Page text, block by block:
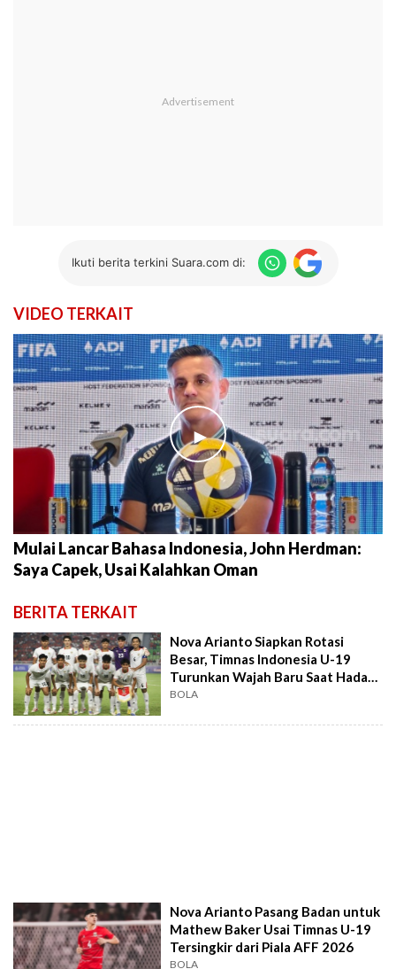
Ikuti berita terkini Suara.com di:
VIDEO TERKAIT
►
Mulai Lancar Bahasa Indonesia, John Herdman:
Saya Capek, Usai Kalahkan Oman
BERITA TERKAIT
Nova Arianto Siapkan Rotasi
Besar, Timnas Indonesia U-19
Turunkan Wajah Baru Saat Hadapi
Kamboja
BOLA
Nova Arianto Pasang Badan untuk
Mathew Baker Usai Timnas U-19
Tersingkir dari Piala AFF 2026
BOLA